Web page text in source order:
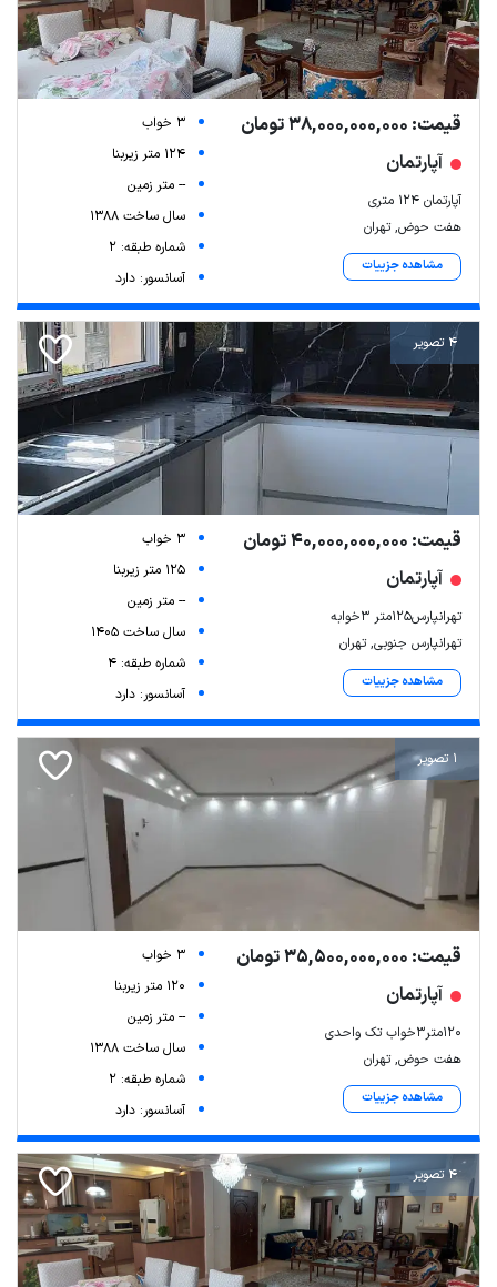
Leaflet | Map data © ariamarz.com
قیمت: 38,000,000,000 تومان
آپارتمان
آپارتمان ۱۲۴ متری
هفت حوض, تهران
مشاهده جزییات
3 خواب
124 متر زیربنا
-- متر زمین
سال ساخت 1388
شماره طبقه: 2
آسانسور: دارد
4 تصویر
قیمت: 40,000,000,000 تومان
آپارتمان
تهرانپارس125متر 3خوابه
تهرانپارس جنوبی, تهران
مشاهده جزییات
3 خواب
125 متر زیربنا
-- متر زمین
سال ساخت 1405
شماره طبقه: 4
آسانسور: دارد
1 تصویر
قیمت: 35,500,000,000 تومان
آپارتمان
۱۲۰متر۳خواب تک واحدی
هفت حوض, تهران
مشاهده جزییات
3 خواب
120 متر زیربنا
-- متر زمین
سال ساخت 1388
شماره طبقه: 2
آسانسور: دارد
4 تصویر